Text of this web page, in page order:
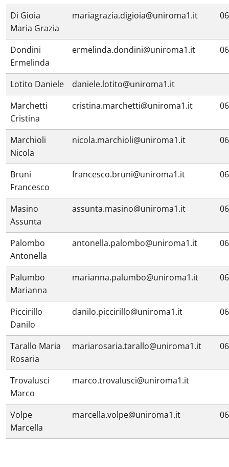
Di Gioia
Maria Grazia
mariagrazia.digioia@uniroma1.it
Dondini
Ermelinda
ermelinda.dondini@uniroma1.it
Lotito Daniele
daniele.lotito@uniroma1.it
Marchetti
Cristina
cristina.marchetti@uniroma1.it
Marchioli
Nicola
nicola.marchioli@uniroma1.it
Bruni
Francesco
francesco.bruni@uniroma1.it
Masino
Assunta
assunta.masino@uniroma1.it
Palombo
Antonella
antonella.palombo@uniroma1.it
Palumbo
Marianna
marianna.palumbo@uniroma1.it
Piccirillo
Danilo
danilo.piccirillo@uniroma1.it
Tarallo Maria
Rosaria
mariarosaria.tarallo@uniroma1.it
Trovalusci
Marco
marco.trovalusci@uniroma1.it
Volpe
Marcella
marcella.volpe@uniroma1.it